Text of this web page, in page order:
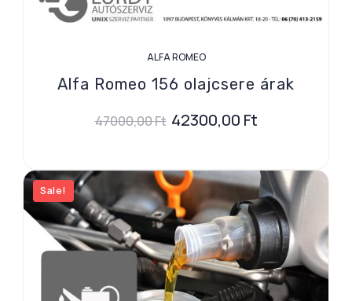
ALFA ROMEO
Alfa Romeo 156 olajcsere árak
47000,00Ft 42300,00 Ft
Sale!